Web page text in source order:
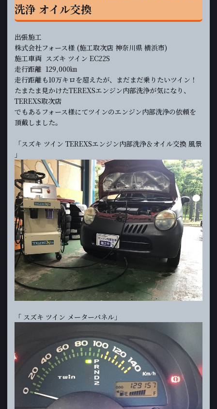
洗浄 オイル交換
出張施工
株式会社フォース様 (施工取次店 神奈川県 横浜市)
施工車両 スズキ ツイン EC22S
走行距離 129,000㎞
走行距離も10万キロを超えたが、まだまだ乗りたいツイン！
たまたま見かけたTEREXSエンジン内部洗浄が気になり、
TEREXS取次店
でもあるフォース様にてツインのエンジン内部洗浄の依頼を
頂戴しました。
「スズキ ツイン TEREXSエンジン内部洗浄＆オイル交換 風景
」
「 スズキ ツイン メーターパネル」